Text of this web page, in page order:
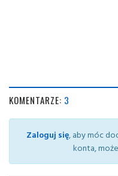
KOMENTARZE: 3
Zaloguj się, aby móc
konta,